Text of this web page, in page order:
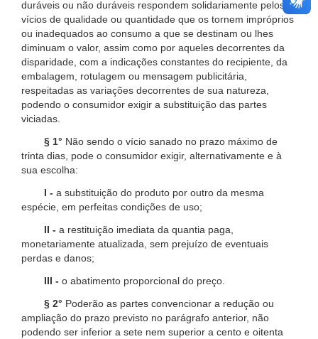
duráveis ou não duráveis respondem solidariamente pelos
vícios de qualidade ou quantidade que os tornem impróprios
ou inadequados ao consumo a que se destinam ou lhes
diminuam o valor, assim como por aqueles decorrentes da
disparidade, com a indicações constantes do recipiente, da
embalagem, rotulagem ou mensagem publicitária,
respeitadas as variações decorrentes de sua natureza,
podendo o consumidor exigir a substituição das partes
viciadas.
§ 1° Não sendo o vício sanado no prazo máximo de
trinta dias, pode o consumidor exigir, alternativamente e à
sua escolha:
I - a substituição do produto por outro da mesma
espécie, em perfeitas condições de uso;
II - a restituição imediata da quantia paga,
monetariamente atualizada, sem prejuízo de eventuais
perdas e danos;
III - o abatimento proporcional do preço.
§ 2° Poderão as partes convencionar a redução ou
ampliação do prazo previsto no parágrafo anterior, não
podendo ser inferior a sete nem superior a cento e oitenta